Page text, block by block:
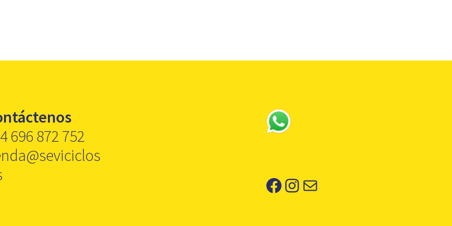
696 872 752
Facebook
Instagram
Correo electrónico